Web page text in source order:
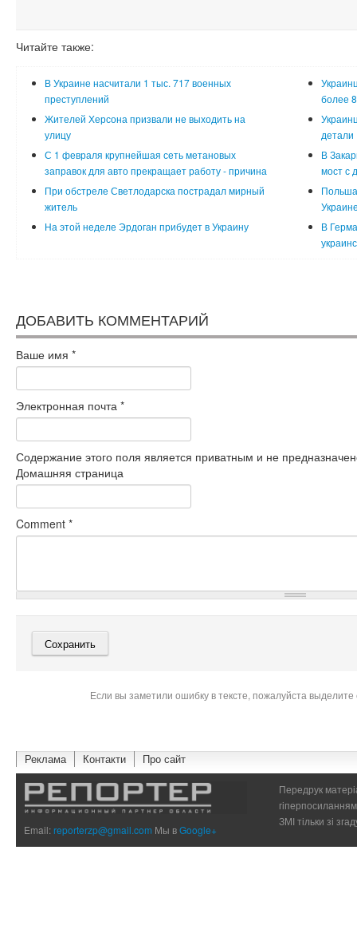
Читайте также:
В Украине насчитали 1 тыс. 717 военных
преступлений
более
Жителей Херсона призвали не выходить на
улицу
детали
С 1 февраля крупнейшая сеть метановых
заправок для авто прекращает работу - причина
В
мост с
При обстреле Светлодарска пострадал мирный
житель
На этой неделе Эрдоган прибудет в Украину
В
ДОБАВИТЬ КОММЕНТАРИЙ
Ваше имя *
Электронная почта *
Содержание этого поля является приватным и не
Домашняя страница
Comment *
Если вы заметили ошибку в тексте, пожалуйста
Реклама Контакти Про сайт
Email:reporterzp@gmail.com Мы вGoogle+
Передрук
ЗМІ тільки зі